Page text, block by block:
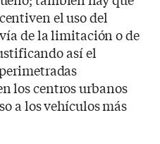
el uso del
de la limitación o de
así el
los centros urbanos
a los vehículos más